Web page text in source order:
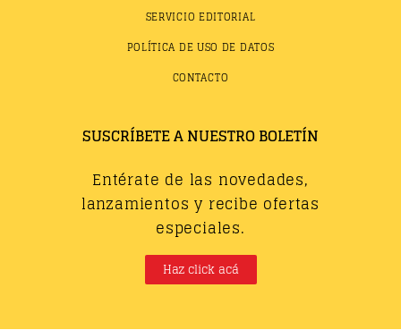
SERVICIO EDITORIAL
POLÍTICA DE USO DE DATOS
CONTACTO
SUSCRÍBETE A NUESTRO BOLETÍN
Entérate de las novedades,
lanzamientos y recibe ofertas
especiales.
Haz click acá